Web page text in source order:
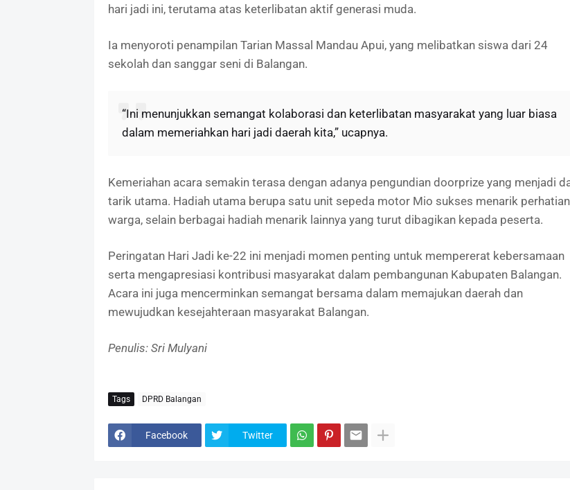
hari jadi ini, terutama atas keterlibatan aktif generasi muda.
Ia menyoroti penampilan Tarian Massal Mandau Apui, yang melibatkan siswa dari 24
sekolah dan sanggar seni di Balangan.
“Ini menunjukkan semangat kolaborasi dan keterlibatan masyarakat yang luar biasa
dalam memeriahkan hari jadi daerah kita,” ucapnya.
Kemeriahan acara semakin terasa dengan adanya pengundian doorprize yang menjadi
tarik utama. Hadiah utama berupa satu unit sepeda motor Mio sukses menarik perhatian
warga, selain berbagai hadiah menarik lainnya yang turut dibagikan kepada peserta.
Peringatan Hari Jadi ke-22 ini menjadi momen penting untuk mempererat kebersamaan
serta mengapresiasi kontribusi masyarakat dalam pembangunan Kabupaten Balangan.
Acara ini juga mencerminkan semangat bersama dalam memajukan daerah dan
mewujudkan kesejahteraan masyarakat Balangan.
Penulis: Sri Mulyani
Tags DPRD Balangan
Facebook Twitter